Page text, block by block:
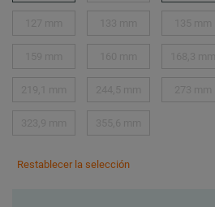
Restablecer la selección